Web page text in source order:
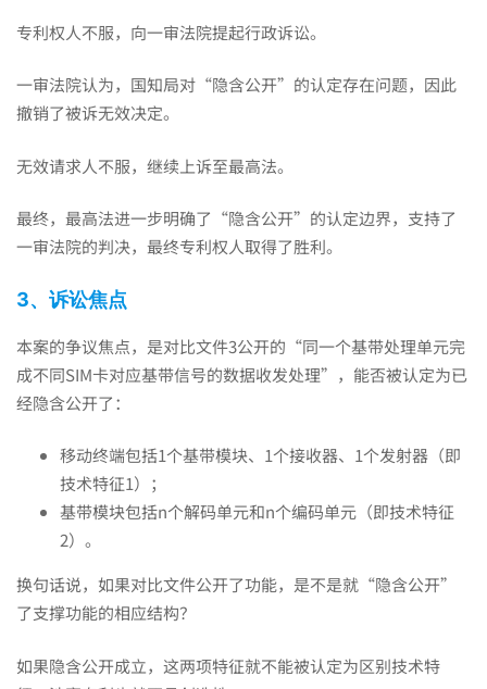
怎
么
有
力
答
复？
专利权人不服，向一审法院提起行政诉讼。
一审法院认为，国知局对“隐含公开”的认定存在问题，因此
撤销了被诉无效决定。
无效请求人不服，继续上诉至最高法。
最终，最高法进一步明确了“隐含公开”的认定边界，支持了
一审法院的判决，最终专利权人取得了胜利。
3、诉讼焦点
本案的争议焦点，是对比文件3公开的“同一个基带处理单元完
成不同SIM卡对应基带信号的数据收发处理”，能否被认定为已
经隐含公开了：
移动终端包括1个基带模块、1个接收器、1个发射器（即
技术特征1）；
基带模块包括n个解码单元和n个编码单元（即技术特征
2）。
换句话说，如果对比文件公开了功能，是不是就“隐含公开”
了支撑功能的相应结构？
如果隐含公开成立，这两项特征就不能被认定为区别技术特